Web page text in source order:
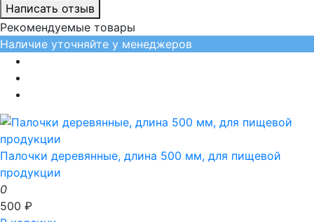
Написать отзыв
Рекомендуемые товары
Наличие уточняйте у менеджеров
Палочки деревянные, длина 500 мм, для пищевой
продукции
0
500 ₽